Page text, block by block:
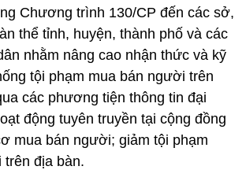
Chương trình 130/CP đến các sở,
thể tỉnh, huyện, thành phố và các
nhằm nâng cao nhận thức và kỹ
tội phạm mua bán người trên
các phương tiện thông tin đại
động tuyên truyền tại cộng đồng
mua bán người; giảm tội phạm
địa bàn.